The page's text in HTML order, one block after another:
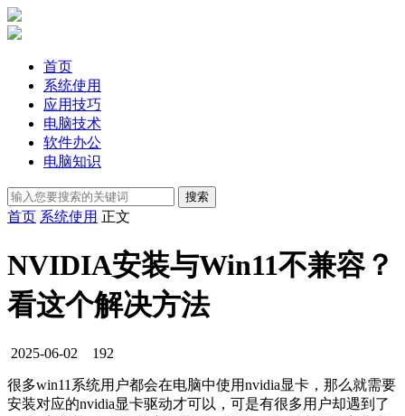
首页
系统使用
应用技巧
电脑技术
软件办公
电脑知识
首页 系统使用 正文
NVIDIA安装与Win11不兼容？
看这个解决方法
2025-06-02 192
很多win11系统用户都会在电脑中使用nvidia显卡，那么就需要
安装对应的nvidia显卡驱动才可以，可是有很多用户却遇到了